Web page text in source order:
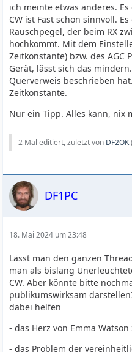
ich meinte etwas anderes.
CW ist Fast schon sinnvoll.
Rauschpegel, der beim RX
hochkommt. Mit dem
Zeitkonstante) bzw. des AGC
Gerät, lässt sich das
Querverweis beschrieben
Zeitkonstante.
Nur ein Tipp. Alles kann, nix
2 Mal editiert, zuletzt von DF2OK(
DF1PC
18. Mai 2024 um 23:48
Lässt man den ganzen
man als bislang
CW. Aber könnte bitte
publikumswirksam
dabei helfen
- das Herz von Emma
- das Problem der